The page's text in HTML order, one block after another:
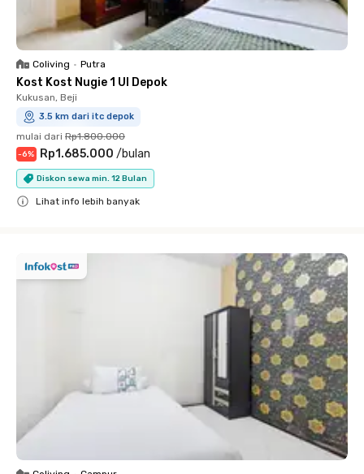
Coliving • Putra
Kost Kost Nugie 1 UI Depok
Kukusan, Beji
3.5 km dari itc depok
mulai dari Rp1.800.000
-6% Rp1.685.000 /bulan
Diskon sewa min. 12 Bulan
Lihat info lebih banyak